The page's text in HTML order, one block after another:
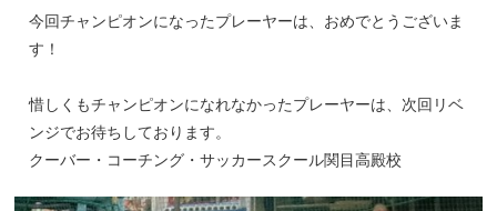
今回チャンピオンになったプレーヤーは、おめでとうございま
す！
惜しくもチャンピオンになれなかったプレーヤーは、次回リベ
ンジでお待ちしております。
クーバー・コーチング・サッカースクール関目高殿校